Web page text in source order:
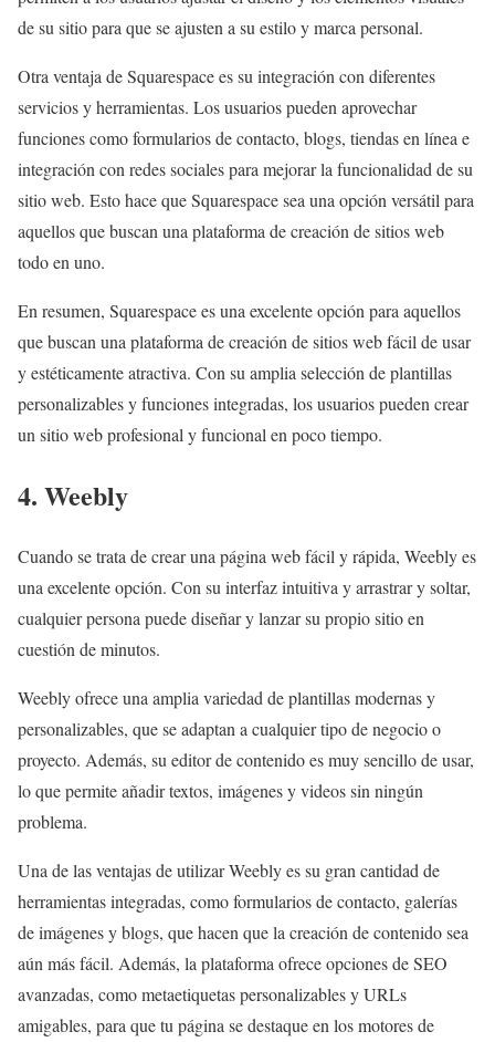
de su sitio para que se ajusten a su estilo y marca personal.
Otra ventaja de Squarespace es su integración con diferentes
servicios y herramientas. Los usuarios pueden aprovechar
funciones como formularios de contacto, blogs, tiendas en línea e
integración con redes sociales para mejorar la funcionalidad de su
sitio web. Esto hace que Squarespace sea una opción versátil para
aquellos que buscan una plataforma de creación de sitios web
todo en uno.
En resumen, Squarespace es una excelente opción para aquellos
que buscan una plataforma de creación de sitios web fácil de usar
y estéticamente atractiva. Con su amplia selección de plantillas
personalizables y funciones integradas, los usuarios pueden crear
un sitio web profesional y funcional en poco tiempo.
4. Weebly
Cuando se trata de crear una página web fácil y rápida, Weebly es
una excelente opción. Con su interfaz intuitiva y arrastrar y soltar,
cualquier persona puede diseñar y lanzar su propio sitio en
cuestión de minutos.
Weebly ofrece una amplia variedad de plantillas modernas y
personalizables, que se adaptan a cualquier tipo de negocio o
proyecto. Además, su editor de contenido es muy sencillo de usar,
lo que permite añadir textos, imágenes y videos sin ningún
problema.
Una de las ventajas de utilizar Weebly es su gran cantidad de
herramientas integradas, como formularios de contacto, galerías
de imágenes y blogs, que hacen que la creación de contenido sea
aún más fácil. Además, la plataforma ofrece opciones de SEO
avanzadas, como metaetiquetas personalizables y URLs
amigables, para que tu página se destaque en los motores de